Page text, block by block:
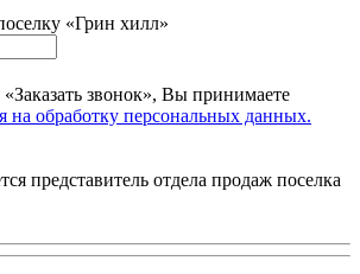
«Грин хилл»
звонок», Вы принимаете
на обработку персональных данных.
представитель отдела продаж поселка